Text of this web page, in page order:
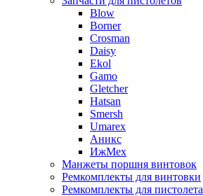
Blow
Borner
Crosman
Daisy
Ekol
Gamo
Gletcher
Hatsan
Smersh
Umarex
Аникс
ИжМех
Манжеты поршня винтовок
Ремкомплекты для винтовки
Ремкомплекты для пистолета